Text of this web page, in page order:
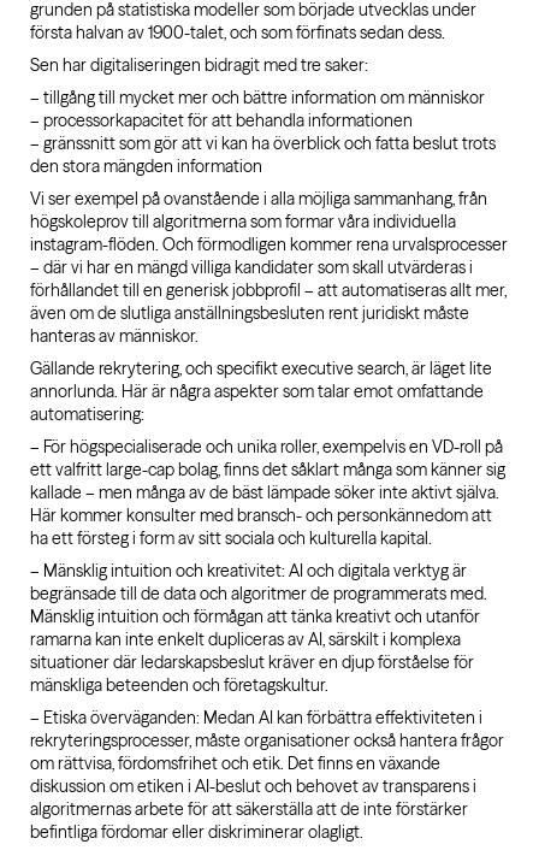
grunden på statistiska modeller som började utvecklas under
första halvan av 1900-talet, och som förfinats sedan dess.
Sen har digitaliseringen bidragit med tre saker:
– tillgång till mycket mer och bättre information om människor
– processorkapacitet för att behandla informationen
– gränssnitt som gör att vi kan ha överblick och fatta beslut trots
den stora mängden information
Vi ser exempel på ovanstående i alla möjliga sammanhang, från
högskoleprov till algoritmerna som formar våra individuella
instagram-flöden. Och förmodligen kommer rena urvalsprocesser
– där vi har en mängd villiga kandidater som skall utvärderas i
förhållandet till en generisk jobbprofil – att automatiseras allt mer,
även om de slutliga anställningsbesluten rent juridiskt måste
hanteras av människor.
Gällande rekrytering, och specifikt executive search, är läget lite
annorlunda. Här är några aspekter som talar emot omfattande
automatisering:
– För högspecialiserade och unika roller, exempelvis en VD-roll på
ett valfritt large-cap bolag, finns det såklart många som känner sig
kallade – men många av de bäst lämpade söker inte aktivt själva.
Här kommer konsulter med bransch- och personkännedom att
ha ett försteg i form av sitt sociala och kulturella kapital.
– Mänsklig intuition och kreativitet: AI och digitala verktyg är
begränsade till de data och algoritmer de programmerats med.
Mänsklig intuition och förmågan att tänka kreativt och utanför
ramarna kan inte enkelt dupliceras av AI, särskilt i komplexa
situationer där ledarskapsbeslut kräver en djup förståelse för
mänskliga beteenden och företagskultur.
– Etiska överväganden: Medan AI kan förbättra effektiviteten i
rekryteringsprocesser, måste organisationer också hantera frågor
om rättvisa, fördomsfrihet och etik. Det finns en växande
diskussion om etiken i AI-beslut och behovet av transparens i
algoritmernas arbete för att säkerställa att de inte förstärker
befintliga fördomar eller diskriminerar olagligt.